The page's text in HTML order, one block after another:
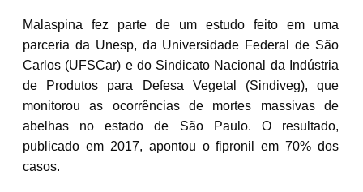
Malaspina fez parte de um estudo feito em uma
parceria da Unesp, da Universidade Federal de São
Carlos (UFSCar) e do Sindicato Nacional da Indústria
de Produtos para Defesa Vegetal (Sindiveg), que
monitorou as ocorrências de mortes massivas de
abelhas no estado de São Paulo. O resultado,
publicado em 2017, apontou o fipronil em 70% dos
casos.